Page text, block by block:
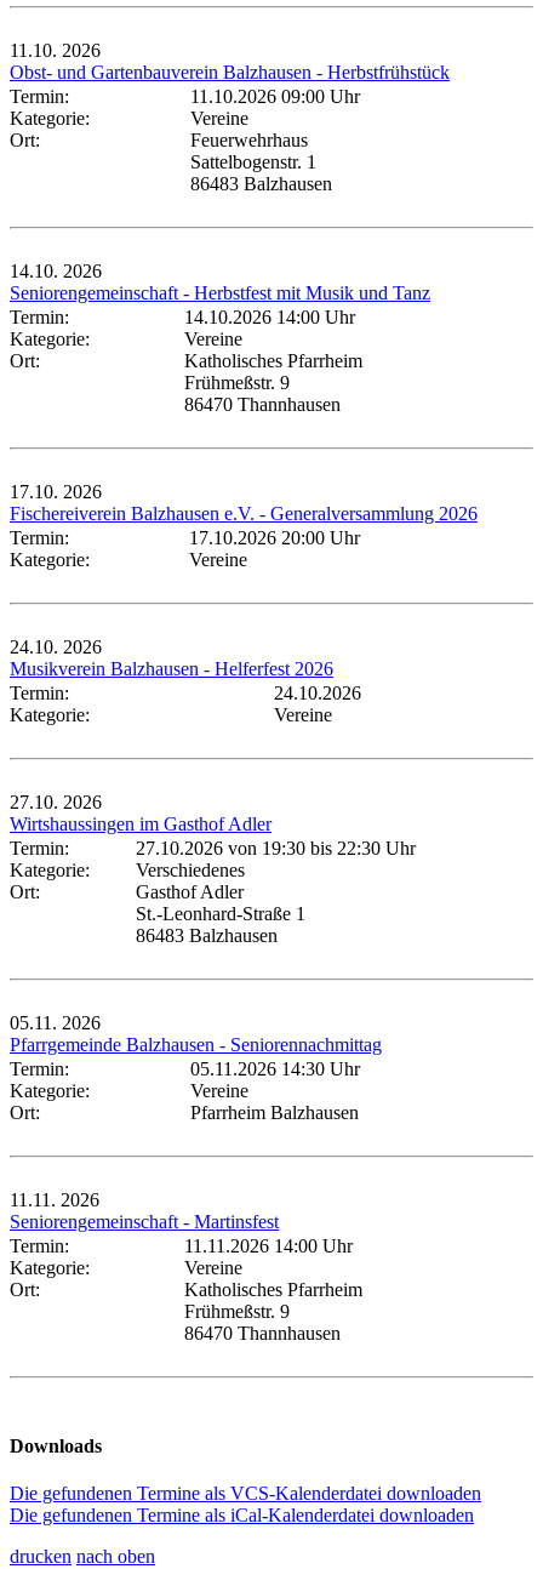
11.10. 2026
Obst- und Gartenbauverein Balzhausen - Herbstfrühstück
Termin:
11.10.2026 09:00 Uhr
Kategorie:
Vereine
Ort:
Feuerwehrhaus
Sattelbogenstr. 1
86483 Balzhausen
14.10. 2026
Seniorengemeinschaft - Herbstfest mit Musik und Tanz
Termin:
14.10.2026 14:00 Uhr
Kategorie:
Vereine
Ort:
Katholisches Pfarrheim
Frühmeßstr. 9
86470 Thannhausen
17.10. 2026
Fischereiverein Balzhausen e.V. - Generalversammlung 2026
Termin:
17.10.2026 20:00 Uhr
Kategorie:
Vereine
24.10. 2026
Musikverein Balzhausen - Helferfest 2026
Termin:
24.10.2026
Kategorie:
Vereine
27.10. 2026
Wirtshaussingen im Gasthof Adler
Termin:
27.10.2026 von 19:30 bis 22:30 Uhr
Kategorie:
Verschiedenes
Ort:
Gasthof Adler
St.-Leonhard-Straße 1
86483 Balzhausen
05.11. 2026
Pfarrgemeinde Balzhausen - Seniorennachmittag
Termin:
05.11.2026 14:30 Uhr
Kategorie:
Vereine
Ort:
Pfarrheim Balzhausen
11.11. 2026
Seniorengemeinschaft - Martinsfest
Termin:
11.11.2026 14:00 Uhr
Kategorie:
Vereine
Ort:
Katholisches Pfarrheim
Frühmeßstr. 9
86470 Thannhausen
Downloads
Die gefundenen Termine als VCS-Kalenderdatei downloaden
Die gefundenen Termine als iCal-Kalenderdatei downloaden
drucken nach oben